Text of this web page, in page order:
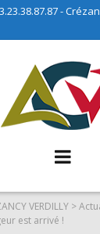
-
VERDILLY >
est arrivé !